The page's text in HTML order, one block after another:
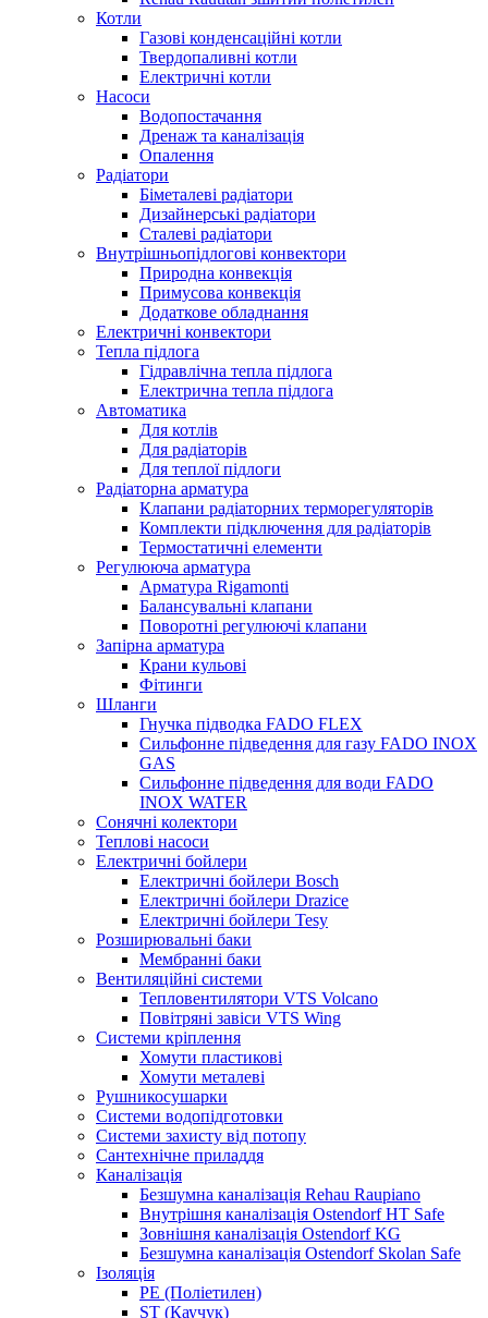
Котли
Газові конденсаційні котли
Твердопаливні котли
Електричні котли
Насоси
Водопостачання
Дренаж та каналізація
Опалення
Радіатори
Біметалеві радіатори
Дизайнерські радіатори
Сталеві радіатори
Внутрішньопідлогові конвектори
Природна конвекція
Примусова конвекція
Додаткове обладнання
Електричні конвектори
Тепла підлога
Гідравлічна тепла підлога
Електрична тепла підлога
Автоматика
Для котлів
Для радіаторів
Для теплої підлоги
Радіаторна арматура
Клапани радіаторних терморегуляторів
Комплекти підключення для радіаторів
Термостатичні елементи
Регулююча арматура
Арматура Rigamonti
Балансувальні клапани
Поворотні регулюючі клапани
Запірна арматура
Крани кульові
Фітинги
Шланги
Гнучка підводка FADO FLEX
Сильфонне підведення для газу FADO INOX
GAS
Сильфонне підведення для води FADO
INOX WATER
Сонячні колектори
Теплові насоси
Електричні бойлери
Електричні бойлери Bosch
Електричні бойлери Drazice
Електричні бойлери Tesy
Розширювальні баки
Мембранні баки
Вентиляційні системи
Тепловентилятори VTS Volcano
Повітряні завіси VTS Wing
Системи кріплення
Хомути пластикові
Хомути металеві
Рушникосушарки
Системи водопідготовки
Системи захисту від потопу
Сантехнічне приладдя
Каналізація
Безшумна каналізація Rehau Raupiano
Внутрішня каналізація Ostendorf HT Safe
Зовнішня каналізація Ostendorf KG
Безшумна каналізація Ostendorf Skolan Safe
Ізоляція
PE (Поліетилен)
ST (Каучук)